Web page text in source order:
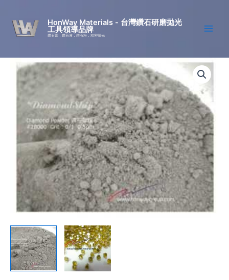
HonWay Materials - 台灣鑽石研磨拋光
工具領導品牌
鑽石膏，鑽石液，鑽石粉，精密拋光
價
格
範
圍：
NT$250
到
NT$360
晶
法)